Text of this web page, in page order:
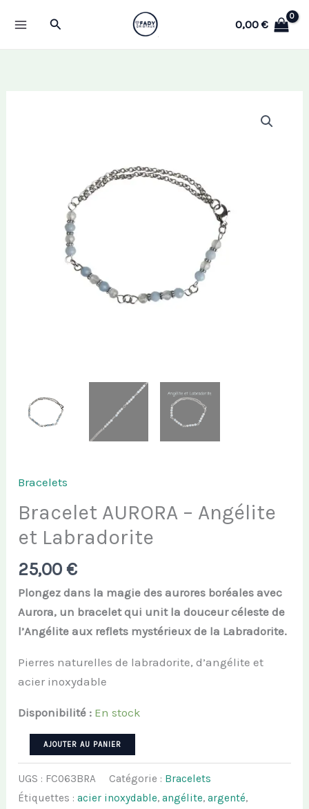
Rechercher 0,00€
Bracelets
Bracelet AURORA – Angélite
et Labradorite
25,00€
Plongez dans la magie des aurores boréales avec
Aurora, un bracelet qui unit la douceur céleste de
l’Angélite aux reflets mystérieux de la Labradorite.
Pierres naturelles de labradorite, d’angélite et
acier inoxydable
Disponibilité : En stock
quantité
de
Bracelet
AURORA
AJOUTER AU PANIER
UGS : FC063BRA Catégorie : Bracelets
Étiquettes :acier inoxydable,angélite,argenté,